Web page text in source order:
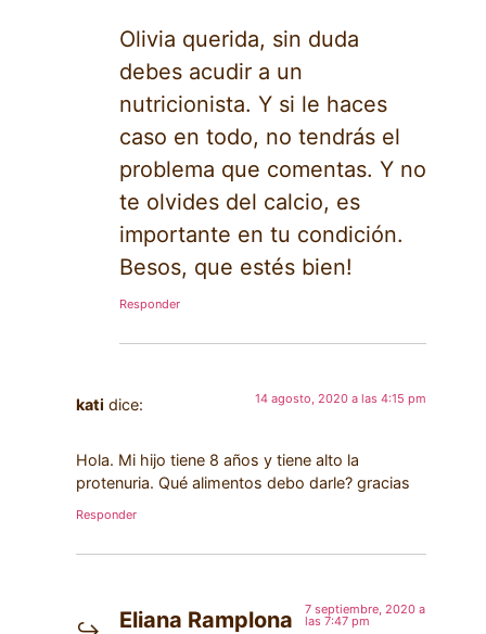
Olivia querida, sin duda
debes acudir a un
nutricionista. Y si le haces
caso en todo, no tendrás el
problema que comentas. Y no
te olvides del calcio, es
importante en tu condición.
Besos, que estés bien!
Responder
kati dice: 14 agosto, 2020 a las 4:15 pm
Hola. Mi hijo tiene 8 años y tiene alto la
protenuria. Qué alimentos debo darle? gracias
Responder
Eliana Ramplona
7 septiembre, 2020 a
las 7:47 pm